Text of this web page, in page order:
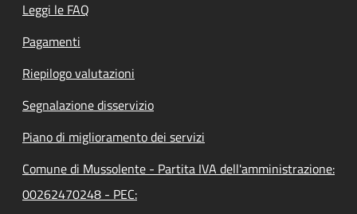
Leggi le FAQ
Pagamenti
Riepilogo valutazioni
Segnalazione disservizio
Piano di miglioramento dei servizi
Comune di Mussolente - Partita IVA dell'amministrazione:
00262470248 - PEC: